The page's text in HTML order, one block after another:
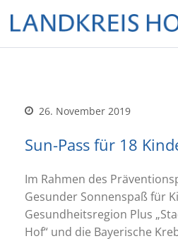
26. November 2019
Sun-Pass für 18
Im Rahmen des
Gesunder Sonnenspaß für
Gesundheitsregion Plus
Hof“ und die Bayerische